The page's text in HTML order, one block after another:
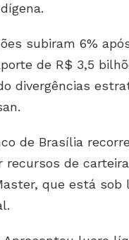
subiram 6%
de R$ 3,5
divergências
de Brasília
recursos de
que está sob